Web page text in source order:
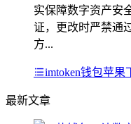
实保障数字资产安
证，更改时严禁通
方...
imtoken钱包苹果
最新文章